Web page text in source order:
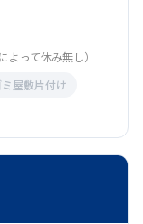
って休み無し）
ミ屋敷片付け